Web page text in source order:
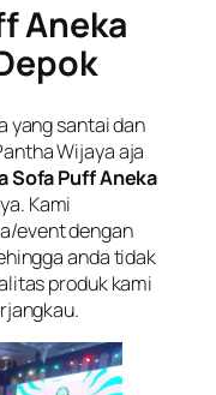
Aneka
yang santai dan
Wijaya aja
Sofa Puff Aneka
Kami
event dengan
anda tidak
produk kami